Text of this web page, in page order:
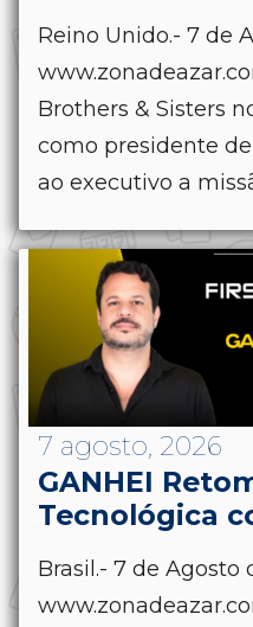
Reino Unido.- 7 de
Brothers & Sisters
como presidente
ao executivo a
7 agosto, 2026
GANHEI
Tecnológica
Brasil.- 7 de Agosto